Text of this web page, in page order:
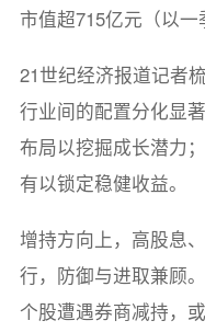
市值超715亿元（以一
21世纪经济报道记者
行业间的配置分化显
布局以挖掘成长潜力
有以锁定稳健收益。
增持方向上，高股息
行，防御与进取兼顾
个股遭遇券商减持，